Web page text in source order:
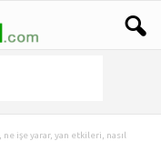
ne işe yarar, yan etkileri, nasıl